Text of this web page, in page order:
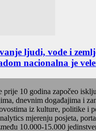
ljudi, vode i
nacionalna je
prije 10 godina započeo
dnevnim događajima i
iz kulture, politike i
mjerenju posjeta,
10.000-15.000